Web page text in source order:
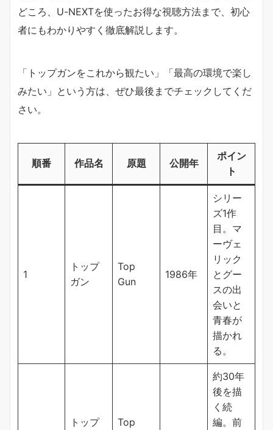
どころ、U-NEXTを使ったお得な視聴方法まで、初心
者にもわかりやすく徹底解説します。
「トップガンをこれから観たい」「最高の環境で楽し
みたい」という方は、ぜひ最後までチェックしてくだ
さい。
順番 作品名 原題 公開年
ポイン
ト
1
トップ
ガン
Top
Gun
1986年
シリー
ズ1作
目。マ
ーヴェ
リック
とグー
スの出
会いと
青春が
描かれ
る。
トップ
Top
約30年
後を描
く続
編。前